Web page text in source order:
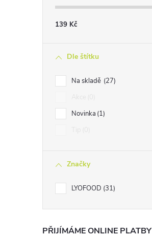
139 Kč
Dle štítku
Na skladě 27
Novinka 1
Značky
LYOFOOD 31
PŘIJÍMÁME ONLINE PLATBY